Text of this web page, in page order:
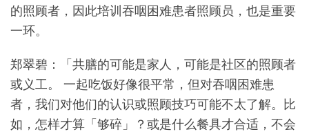
的照顾者，因此培训吞咽困难患者照顾员，也是重要
一环。
郑翠碧：「共膳的可能是家人，可能是社区的照顾者
或义工。 一起吃饭好像很平常，但对吞咽困难患
者，我们对他们的认识或照顾技巧可能不太了解。比
如，怎样才算「够碎」？或是什么餐具才合适，不会